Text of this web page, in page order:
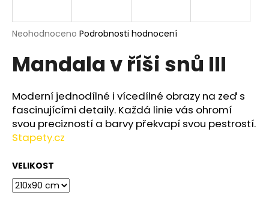
Průměrné
produktu
je
z
5
hvězdiček.
Neohodnoceno Podrobnosti hodnocení
Mandala v říši snů III
Moderní jednodílné i vícedílné obrazy na zeď s
fascinujícími detaily. Každá linie vás ohromí
svou precizností a barvy překvapí svou pestrostí.
Stapety.cz
VELIKOST
j
t
?
D